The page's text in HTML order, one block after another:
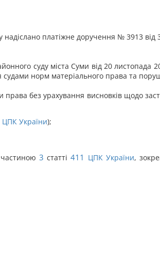
платіжне доручення № 3913 від
суду міста Суми від 20 листопада
норм матеріального права та
без урахування висновків щодо
ЦПК України);
частиною3 статті411 ЦПК України,